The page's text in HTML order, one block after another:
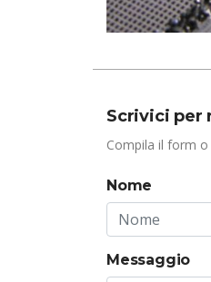
Scrivici per
Compila il form o
Nome
Messaggio